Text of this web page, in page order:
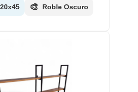
🎨 Roble Oscuro